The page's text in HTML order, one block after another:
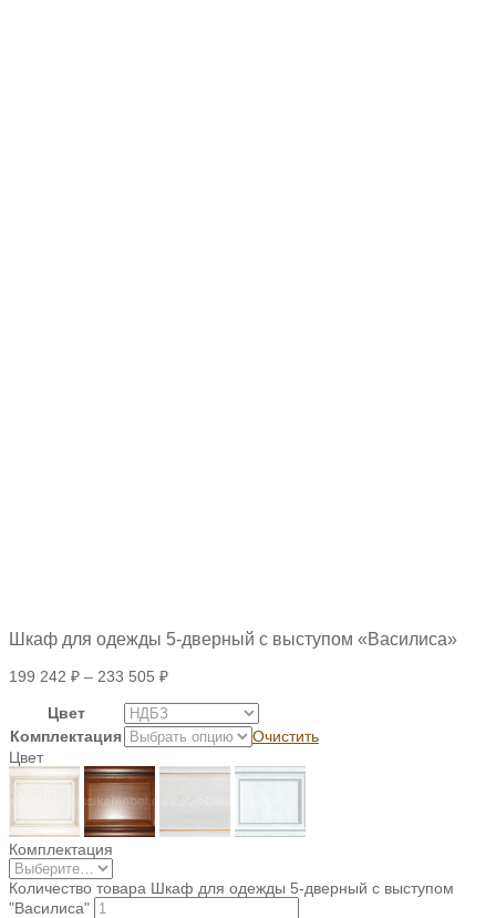
Шкаф для одежды 5-дверный с выступом «Василиса»
199 242 ₽ – 233 505 ₽
Цвет
Комплектация
Очистить
Цвет
Комплектация
Количество товара Шкаф для одежды 5-дверный с выступом
"Василиса"